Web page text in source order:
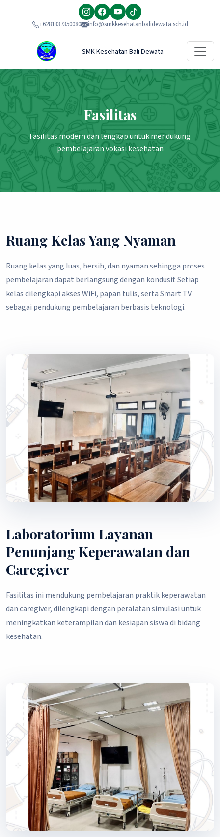
+6281337350080 info@smkkesehatanbalidewata.sch.id
SMK Kesehatan Bali Dewata
Fasilitas
Fasilitas modern dan lengkap untuk mendukung
pembelajaran vokasi kesehatan
Ruang Kelas Yang Nyaman
Ruang kelas yang luas, bersih, dan nyaman sehingga proses
pembelajaran dapat berlangsung dengan kondusif. Setiap
kelas dilengkapi akses WiFi, papan tulis, serta Smart TV
sebagai pendukung pembelajaran berbasis teknologi.
Laboratorium Layanan
Penunjang Keperawatan dan
Caregiver
Fasilitas ini mendukung pembelajaran praktik keperawatan
dan caregiver, dilengkapi dengan peralatan simulasi untuk
meningkatkan keterampilan dan kesiapan siswa di bidang
kesehatan.